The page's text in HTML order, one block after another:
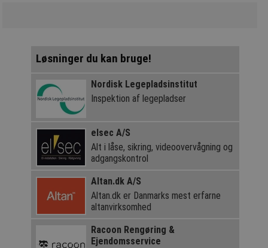
Løsninger du kan bruge!
Nordisk Legepladsinstitut
Inspektion af legepladser
elsec A/S
Alt i låse, sikring, videoovervågning og
adgangskontrol
Altan.dk A/S
Altan.dk er Danmarks mest erfarne
altanvirksomhed
Racoon Rengøring &
Ejendomsservice